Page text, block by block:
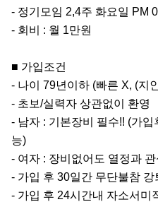
- 정기모임 2,4주 화요일 PM
- 회비 : 월 1만원
■ 가입조건
- 나이 79년이하 (빠른 X, (지
- 초보/실력자 상관없이 환영
- 남자 : 기본장비 필수!! (가
능)
- 여자 : 장비없어도 열정과 관
- 가입 후 30일간 무단불참 강
- 가입 후 24시간내 자소서미